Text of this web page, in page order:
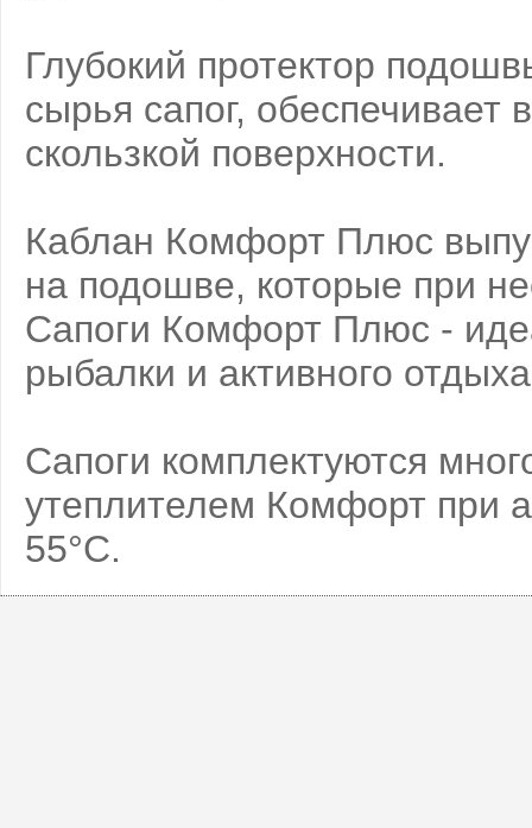
Глубокий протектор
сырья сапог,
скользкой поверхности.
Каблан Комфорт Плюс
на подошве, которые при
Сапоги Комфорт Плюс -
рыбалки и активного
Сапоги комплектуются
утеплителем Комфорт при
55°С.